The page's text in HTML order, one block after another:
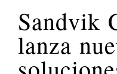
Sandvik
lanza